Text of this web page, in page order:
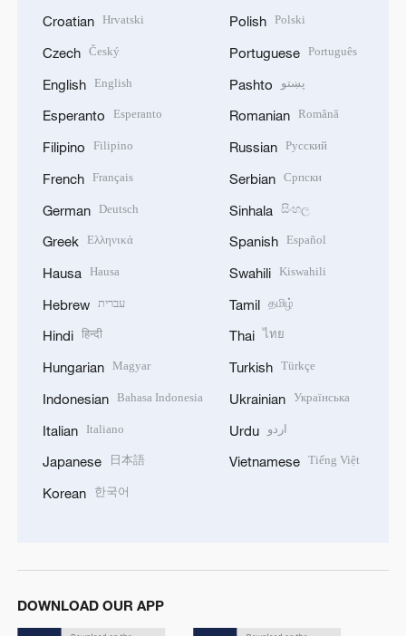
Croatian Hrvatski
Czech Český
English English
Esperanto Esperanto
Filipino Filipino
French Français
German Deutsch
Greek Ελληνικά
Hausa Hausa
Hebrew עברית
Hindi हिन्दी
Hungarian Magyar
Indonesian Bahasa Indonesia
Italian Italiano
Japanese 日本語
Korean 한국어
Polish Polski
Portuguese Português
Pashto پښتو
Romanian Română
Russian Русский
Serbian Српски
Sinhala සිංහල
Spanish Español
Swahili Kiswahili
Tamil தமிழ்
Thai ไทย
Turkish Türkçe
Ukrainian Українська
Urdu اردو
Vietnamese Tiếng Việt
DOWNLOAD OUR APP